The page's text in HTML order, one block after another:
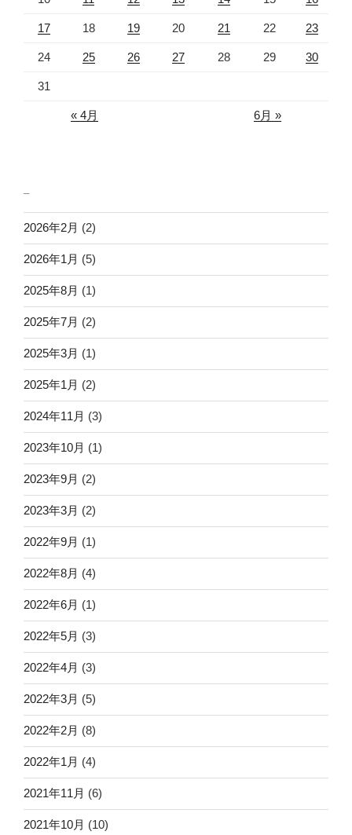
17 18 19 20 21 22 23
24 25 26 27 28 29 30
31
« 4月 6月 »
2026年2月 (2)
2026年1月 (5)
2025年8月 (1)
2025年7月 (2)
2025年3月 (1)
2025年1月 (2)
2024年11月 (3)
2023年10月 (1)
2023年9月 (2)
2023年3月 (2)
2022年9月 (1)
2022年8月 (4)
2022年6月 (1)
2022年5月 (3)
2022年4月 (3)
2022年3月 (5)
2022年2月 (8)
2022年1月 (4)
2021年11月 (6)
2021年10月 (10)